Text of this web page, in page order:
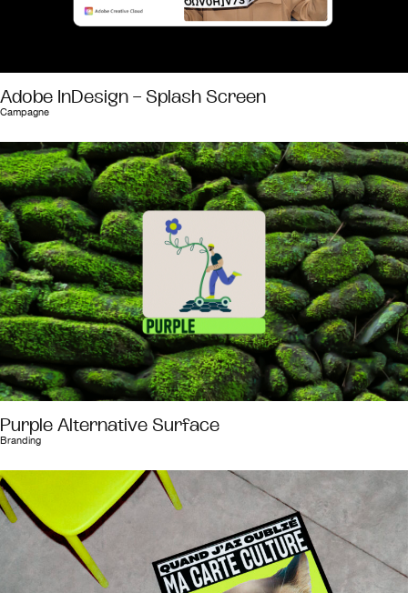
Adobe InDesign – Splash Screen
Campagne
Purple Alternative Surface
Branding